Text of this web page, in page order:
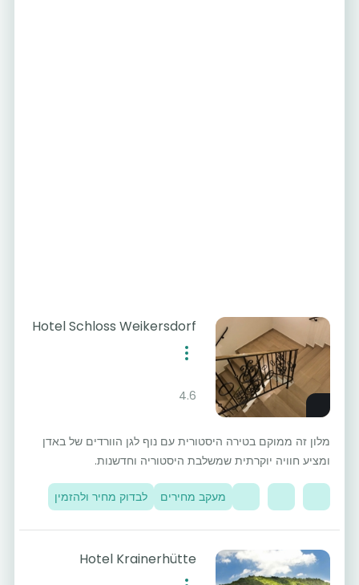
Hotel Schloss Weikersdorf
4.6
מלון זה ממוקם בטירה היסטורית עם נוף לגן הוורדים של באדן
ומציע חוויה יוקרתית שמשלבת היסטוריה וחדשנות.
מעקב מחירים לבדוק מחיר ולהזמין
Hotel Krainerhütte